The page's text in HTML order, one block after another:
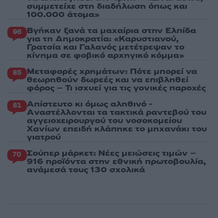
συμμετείχε στη διαδήλωση όπως και
100.000 άτομα»
96 Βγήκαν ξανά τα μαχαίρια στην Ελπίδα
για τη Δημοκρατία: «Καρυστιανού,
Γρατσία και Γαλανός μετέτρεψαν το
κίνημα σε φοβικό αρχηγικό κόμμα»
85 Μεταφορές χρημάτων: Πότε μπορεί να
θεωρηθούν δωρεές και να επιβληθεί
φόρος – Τι ισχυεί για τις γονικές παροχές
81 Απίστευτο κι όμως αληθινό -
Aναστέλλονται τα τακτικά ραντεβού του
αγγειοχειρουργού του νοσοκομείου
Χανίων επειδή κλάπηκε το μηχανάκι του
γιατρού
70 Σούπερ μάρκετ: Νέες μειώσεις τιμών –
916 προϊόντα στην εθνική πρωτοβουλία,
ανάμεσά τους 130 σχολικά